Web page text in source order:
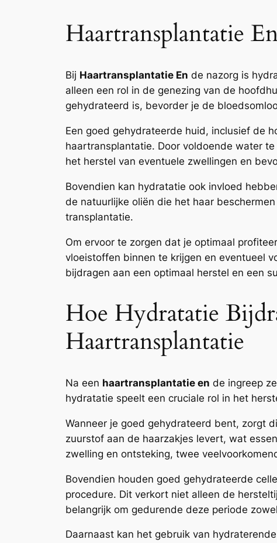
Haartransplantatie
Bij Haartransplantatie En de nazorg is
alleen een rol in de genezing van de
gehydrateerd is, bevorder je de
Een goed gehydrateerde huid, inclusief de
haartransplantatie. Door voldoende water
het herstel van eventuele zwellingen en
Bovendien kan hydratatie ook invloed
de natuurlijke oliën die het haar
transplantatie.
Om ervoor te zorgen dat je optimaal
vloeistoffen binnen te krijgen en eventueel
bijdragen aan een optimaal herstel en een
Hoe Hydratatie
Haartransplantatie
Na een haartransplantatie en de ingreep
hydratatie speelt een cruciale rol in het
Wanneer je goed gehydrateerd bent, zorgt
zuurstof aan de haarzakjes levert, wat
zwelling en ontsteking, twee
Bovendien houden goed gehydrateerde
procedure. Dit verkort niet alleen de
belangrijk om gedurende deze periode
Daarnaast kan het gebruik van